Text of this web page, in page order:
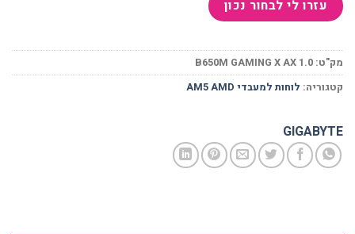
מק"ט:B650M GAMING X AX 1.0
קטגוריה:לוחות למעבדי AM5 AMD
GIGABYTE